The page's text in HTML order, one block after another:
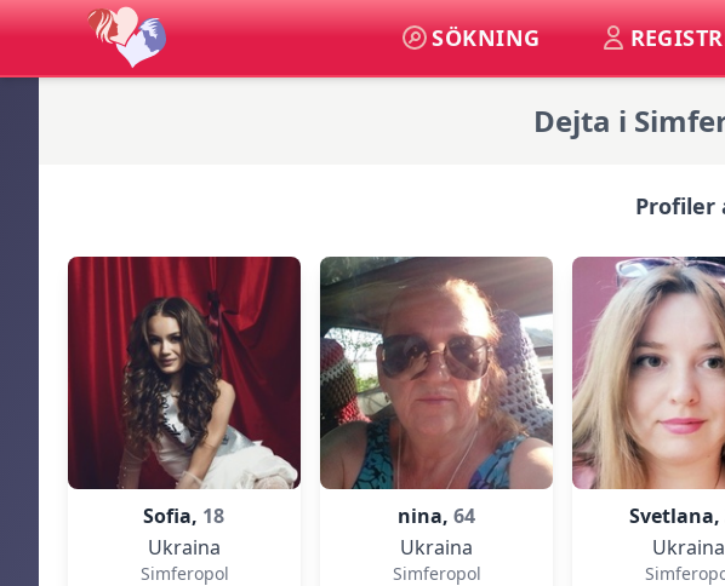
SÖKNING
Dejta i
Profiler
Sofia, 18
Ukraina
Simferopol
nina, 64
Ukraina
Simferopol
Svetlana,
Ukraina